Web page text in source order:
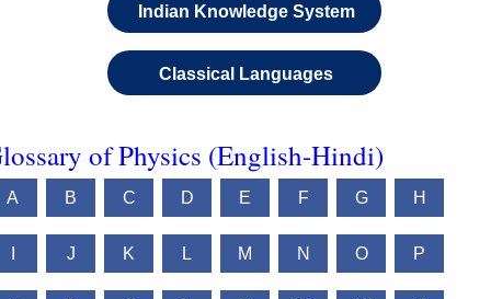
Indian Knowledge System
Classical Languages
of Physics (English-Hindi)
A B C D E F G H
J K L M N O P